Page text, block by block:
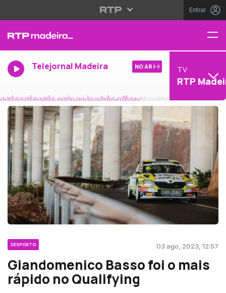
Entrar
Telejornal Madeira NO AR TV
RTP
DESPORTO 03 ago, 2023, 12:57
Giandomenico Basso foi o mais
rápido no Qualifying